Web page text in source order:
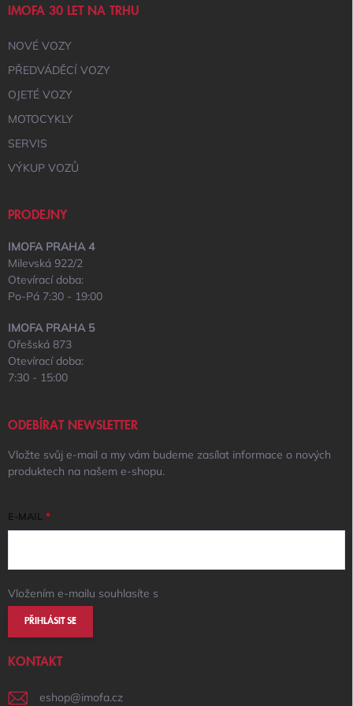
IMOFA 30 LET NA TRHU
NOVÉ VOZY
PŘEDVÁDĚCÍ VOZY
OJETÉ VOZY
MOTOCYKLY
SERVIS
VÝKUP VOZŮ
PRODEJNY
IMOFA PRAHA 4
Milevská 922/2
Otevírací doba:
Po-Pá 7:30 - 19:00
IMOFA PRAHA 5
Ořešská 873
Otevírací doba:
7:30 - 15:00
ODEBÍRAT NEWSLETTER
Vložte svůj e-mail a my vám budeme zasílat informace o nových
produktech na našem e-shopu.
E-MAIL
Vložením e-mailu souhlasíte s
PŘIHLÁSIT SE
KONTAKT
eshop@imofa.cz